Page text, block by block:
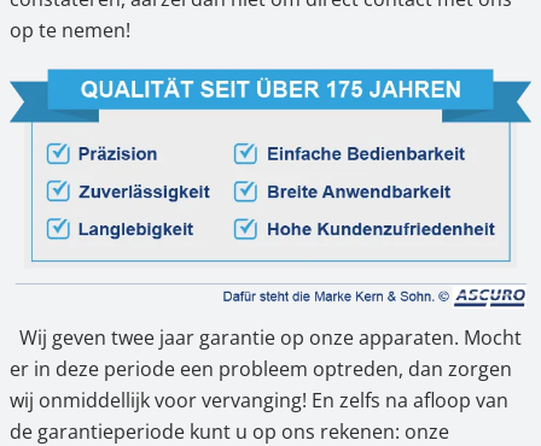
op te nemen!
Wij geven twee jaar garantie op onze apparaten. Mocht
er in deze periode een probleem optreden, dan zorgen
wij onmiddellijk voor vervanging! En zelfs na afloop van
de garantieperiode kunt u op ons rekenen: onze